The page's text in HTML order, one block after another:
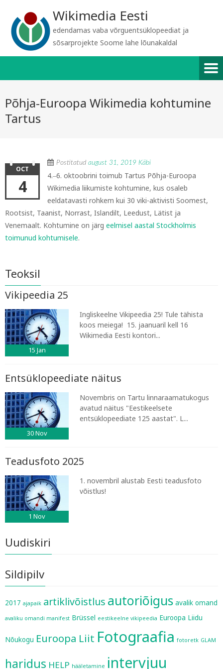
Wikimedia Eesti
edendamas vaba võrguentsüklopeediat ja
sõsarprojekte Soome lahe lõunakaldal
Põhja-Euroopa Wikimedia kohtumine
Tartus
Postitatud august 31, 2019 Käbi
OCT
4
4.‒6. oktoobrini toimub Tartus Põhja-Euroopa
Wikimedia liikumiste kohtumine, kus osaleb
eeldatavasti rohkem kui 30 viki-aktivisti Soomest,
Rootsist, Taanist, Norrast, Islandilt, Leedust, Lätist ja
Venemaalt. Kohtumine on järg eelmisel aastal Stockholmis
toimunud kohtumisele.
Teoksil
Vikipeedia 25
15 Jan
Ingliskeelne Vikipeedia 25! Tule tähista
koos meiega! 15. jaanuaril kell 16
Wikimedia Eesti kontori...
Entsüklopeediate näitus
30Nov
Novembris on Tartu linnaraamatukogus
avatud näitus "Eestikeelsete
entsüklopeediate 125 aastat". L...
Teadusfoto 2025
1 Nov
1. novembril alustab Eesti teadusfoto
võistlus!
Uudiskiri
Sildipilv
2017 ajapaik artiklivõistlus autoriõigus avalik omand
avaliku omandi manifest Brüssel eestikeelne vikipeedia Euroopa Liidu
Nõukogu Euroopa Liit Fotograafia fotoretk GLAM
haridus HELP hääletamine intervjuu